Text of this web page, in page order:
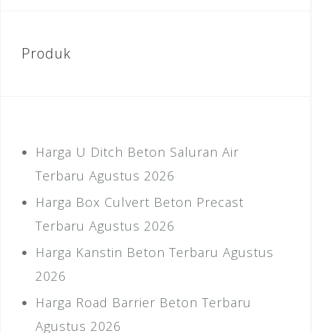
Produk
Harga U Ditch Beton Saluran Air
Terbaru Agustus 2026
Harga Box Culvert Beton Precast
Terbaru Agustus 2026
Harga Kanstin Beton Terbaru Agustus
2026
Harga Road Barrier Beton Terbaru
Agustus 2026